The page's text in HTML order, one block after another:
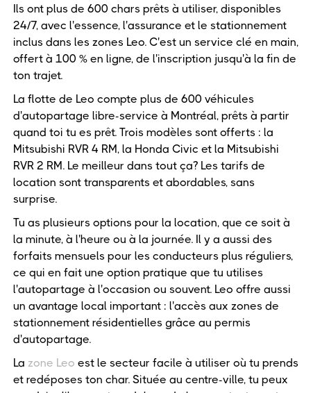
Ils ont plus de 600 chars prêts à utiliser, disponibles
24/7, avec l'essence, l'assurance et le stationnement
inclus dans les zones Leo. C'est un service clé en main,
offert à 100 % en ligne, de l'inscription jusqu'à la fin de
ton trajet.
La flotte de Leo compte plus de 600 véhicules
d'autopartage libre-service à Montréal, prêts à partir
quand toi tu es prêt. Trois modèles sont offerts : la
Mitsubishi RVR 4 RM, la Honda Civic et la Mitsubishi
RVR 2 RM. Le meilleur dans tout ça? Les tarifs de
location sont transparents et abordables, sans
surprise.
Tu as plusieurs options pour la location, que ce soit à
la minute, à l'heure ou à la journée. Il y a aussi des
forfaits mensuels pour les conducteurs plus réguliers,
ce qui en fait une option pratique que tu utilises
l'autopartage à l'occasion ou souvent. Leo offre aussi
un avantage local important : l'accès aux zones de
stationnement résidentielles grâce au permis
d'autopartage.
La zone Leo est le secteur facile à utiliser où tu prends
et redéposes ton char. Située au centre-ville, tu peux